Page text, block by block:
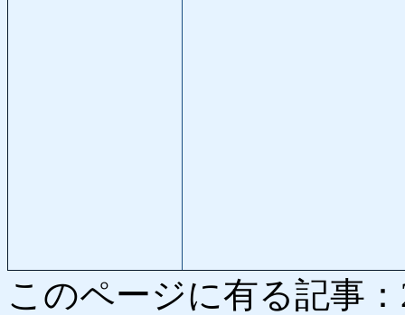
このページに有る記事